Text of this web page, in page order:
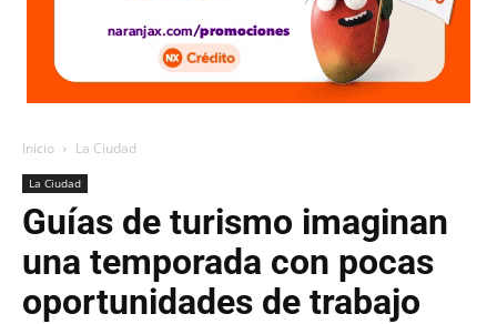
Inicio La Ciudad
La Ciudad
Guías de turismo imaginan
una temporada con pocas
oportunidades de trabajo